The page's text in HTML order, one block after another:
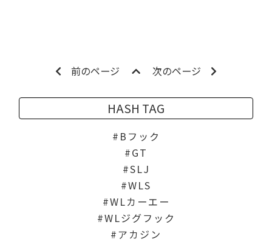
前のページ 次のページ
HASH TAG
Bフック
GT
SLJ
WLS
WLカーエー
WLジグフック
アカジン